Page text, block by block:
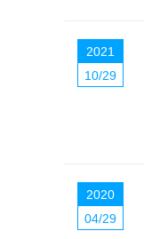
2021
10/29
2020
04/29